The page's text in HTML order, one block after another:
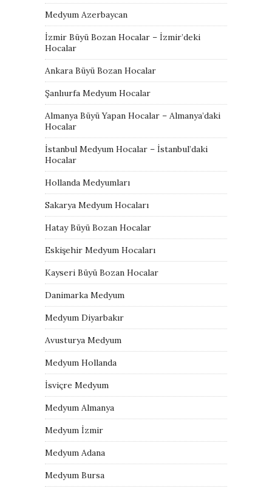
Medyum Azerbaycan
İzmir Büyü Bozan Hocalar – İzmir’deki
Hocalar
Ankara Büyü Bozan Hocalar
Şanlıurfa Medyum Hocalar
Almanya Büyü Yapan Hocalar – Almanya’daki
Hocalar
İstanbul Medyum Hocalar – İstanbul’daki
Hocalar
Hollanda Medyumları
Sakarya Medyum Hocaları
Hatay Büyü Bozan Hocalar
Eskişehir Medyum Hocaları
Kayseri Büyü Bozan Hocalar
Danimarka Medyum
Medyum Diyarbakır
Avusturya Medyum
Medyum Hollanda
İsviçre Medyum
Medyum Almanya
Medyum İzmir
Medyum Adana
Medyum Bursa